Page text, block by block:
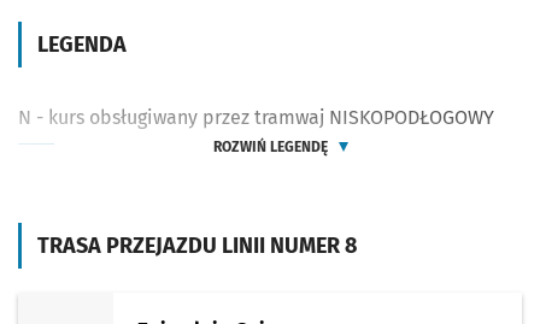
TRASA PRZEJAZDU LINII NUMER 8
LEGENDA
N - kurs obsługiwany przez tramwaj NISKOPODŁOGOWY
ROZWIŃ LEGENDĘ